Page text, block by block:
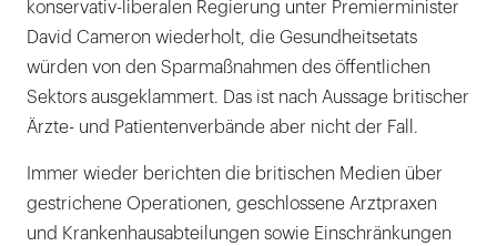
konservativ-liberalen Regierung unter Premierminister
David Cameron wiederholt, die Gesundheitsetats
würden von den Sparmaßnahmen des öffentlichen
Sektors ausgeklammert. Das ist nach Aussage britischer
Ärzte- und Patientenverbände aber nicht der Fall.
Immer wieder berichten die britischen Medien über
gestrichene Operationen, geschlossene Arztpraxen
und Krankenhausabteilungen sowie Einschränkungen